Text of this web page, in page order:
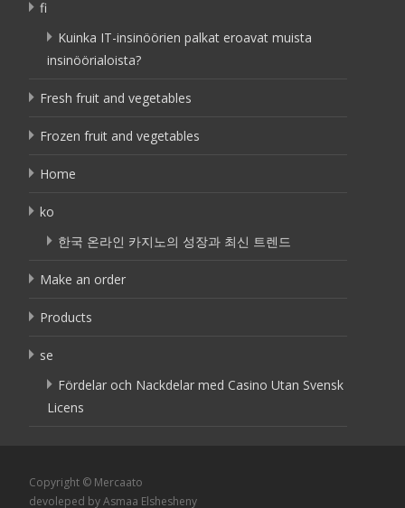
fi
Kuinka IT-insinöörien palkat eroavat muista
insinöörialoista?
Fresh fruit and vegetables
Frozen fruit and vegetables
Home
ko
한국 온라인 카지노의 성장과 최신 트렌드
Make an order
Products
se
Fördelar och Nackdelar med Casino Utan Svensk
Licens
Copyright © Mercaato
devoleped by Asmaa Elshesheny